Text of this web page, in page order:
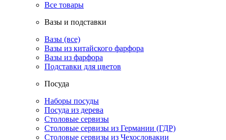
Все товары
Вазы и подставки
Вазы (все)
Вазы из китайского фарфора
Вазы из фарфора
Подставки для цветов
Посуда
Наборы посуды
Посуда из дерева
Столовые сервизы
Столовые сервизы из Германии (ГДР)
Столовые сервизы из Чехословакии